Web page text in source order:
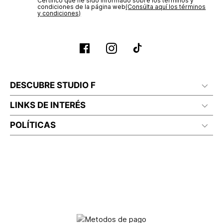
condiciones de la página web‎(Consúlta aquí los términos
y condiciones)
DESCUBRE STUDIO F
LINKS DE INTERÉS
POLÍTICAS